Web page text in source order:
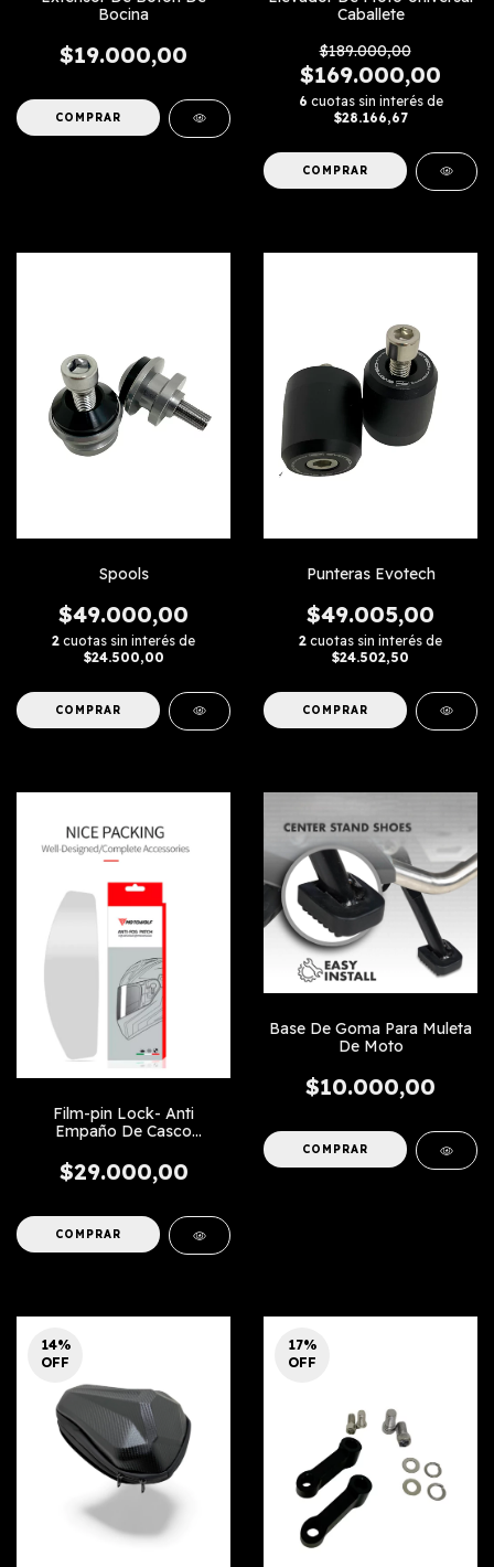
Bocina
$19.000,00
COMPRAR
Caballete
$189.000,00
$169.000,00
6 cuotas sin interés de
$28.166,67
COMPRAR
Spools
$49.000,00
2 cuotas sin interés de
$24.500,00
COMPRAR
Punteras Evotech
$49.005,00
2 cuotas sin interés de
$24.502,50
COMPRAR
Film-pin Lock- Anti
Empaño De Casco
$29.000,00
Base De Goma Para Muleta
De Moto
$10.000,00
14%
OFF
17%
OFF